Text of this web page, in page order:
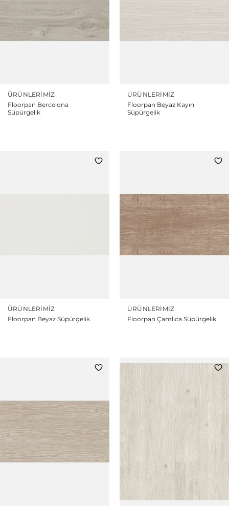
ÜRÜNLERIMIZ
Floorpan Bercelona
Süpürgelik
ÜRÜNLERIMIZ
Floorpan Beyaz Kayın
Süpürgelik
ÜRÜNLERIMIZ
Floorpan Beyaz Süpürgelik
ÜRÜNLERIMIZ
Floorpan Çamlıca Süpürgelik